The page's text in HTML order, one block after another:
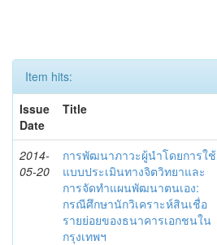
Item hits:
Issue
Date
Title
2014-
05-20
การพัฒนาภาวะผู้นำโดยการใช้
แบบประเมินทางจิตวิทยาและ
การจัดทำแผนพัฒนาตนเอง:
กรณีศึกษานักวิเคราะห์สินเชื่อ
รายย่อยของธนาคารเอกชนใน
กรุงเทพฯ